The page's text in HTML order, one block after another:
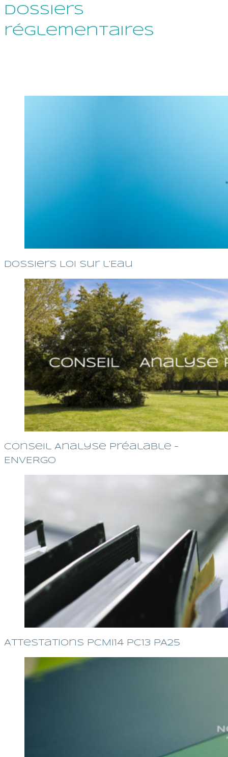
Dossiers
réglementaires
Dossiers Loi sur l’Eau
Conseil Analyse préalable –
ENVERGO
Attestations PCMI14 PC13 PA25